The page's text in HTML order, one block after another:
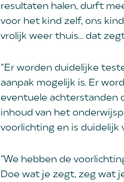
resultaten halen, durft
voor het kind zelf, ons
vrolijk weer thuis... dat
“Er worden duidelijke
aanpak mogelijk is. Er
eventuele achterstanden
inhoud van het
voorlichting en is duidelijk
“We hebben de
Doe wat je zegt, zeg wat